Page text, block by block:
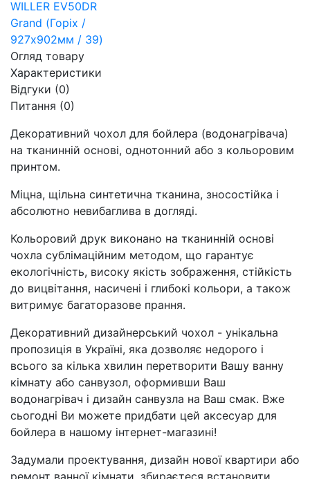
Огляд товару
Характеристики
Відгуки (0)
Питання (0)
Декоративний чохол для бойлера (водонагрівача)
на тканинній основі, однотонний або з кольоровим
принтом.
Міцна, щільна синтетична тканина, зносостійка і
абсолютно невибаглива в догляді.
Кольоровий друк виконано на тканинній основі
чохла сублімаційним методом, що гарантує
екологічність, високу якість зображення, стійкість
до вицвітання, насичені і глибокі кольори, а також
витримує багаторазове прання.
Декоративний дизайнерський чохол - унікальна
пропозиція в Україні, яка дозволяє недорого і
всього за кілька хвилин перетворити Вашу ванну
кімнату або санвузол, оформивши Ваш
водонагрівач і дизайн санвузла на Ваш смак. Вже
сьогодні Ви можете придбати цей аксесуар для
бойлера в нашому інтернет-магазині!
Задумали проектування, дизайн нової квартири або
ремонт ванної кімнати, збираєтеся встановити